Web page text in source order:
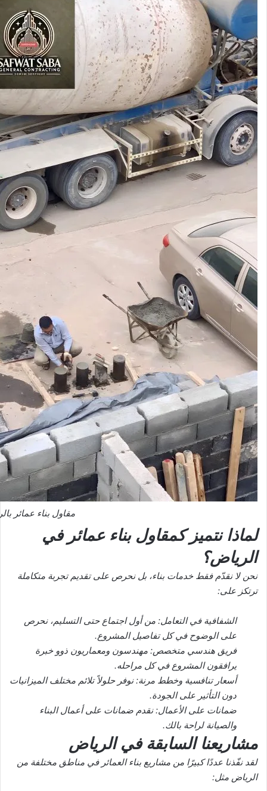
مقاول بناء عمائر
لماذا نتميز كمقاول بناء عمائر في
الرياض؟
نحن لا نقدّم فقط خدمات بناء، بل نحرص على تقديم تجربة متكاملة
ترتكز على:
الشفافية في التعامل: من أول اجتماع حتى التسليم، نحرص
على الوضوح في كل تفاصيل المشروع.
فريق هندسي متخصص: مهندسون ومعماريون ذوو خبرة
يرافقون المشروع في كل مراحله.
أسعار تنافسية وخطط مرنة: نوفر حلولاً تلائم مختلف الميزانيات
دون التأثير على الجودة.
ضمانات على الأعمال: نقدم ضمانات على أعمال البناء
والصيانة لراحة بالك.
مشاريعنا السابقة في الرياض
لقد نفّذنا عددًا كبيرًا من مشاريع بناء العمائر في مناطق مختلفة من
الرياض مثل: